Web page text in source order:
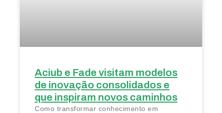
Aciub e Fade visitam modelos
de inovação consolidados e
que inspiram novos caminhos
Como transformar conhecimento em